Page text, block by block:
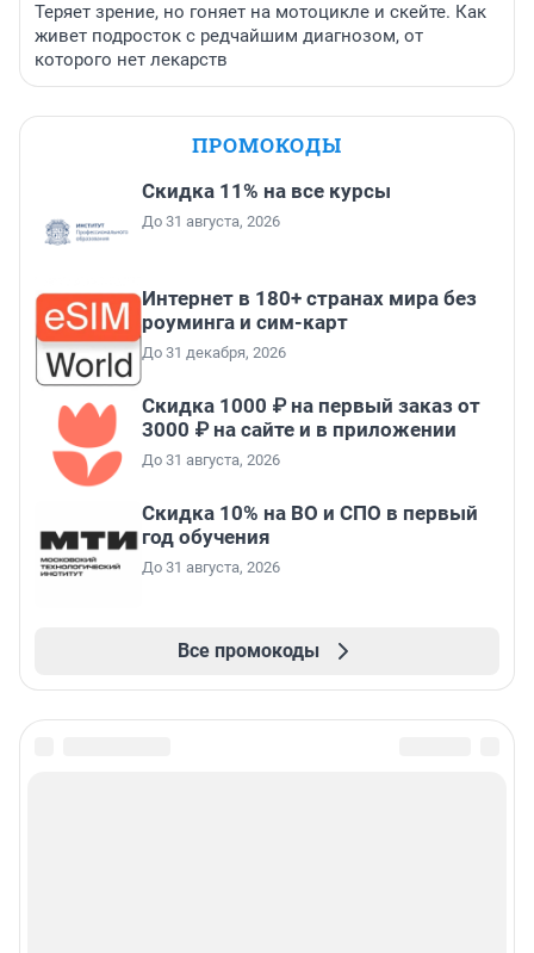
Теряет зрение, но гоняет на мотоцикле и скейте. Как
живет подросток с редчайшим диагнозом, от
которого нет лекарств
ПРОМОКОДЫ
Скидка 11% на все курсы
До 31 августа, 2026
Интернет в 180+ странах мира без
роуминга и сим-карт
До 31 декабря, 2026
Скидка 1000 ₽ на первый заказ от
3000 ₽ на сайте и в приложении
До 31 августа, 2026
Скидка 10% на ВО и СПО в первый
год обучения
До 31 августа, 2026
Все промокоды